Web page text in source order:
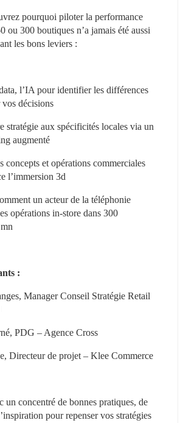
pourquoi piloter la performance
ou 300 boutiques n’a jamais été aussi
les bons leviers :
l’IA pour identifier les différences
décisions
stratégie aux spécificités locales via un
augmenté
concepts et opérations commerciales
l’immersion 3d
un acteur de la téléphonie
opérations in-store dans 300
:
Manager Conseil Stratégie Retail
PDG – Agence Cross
Directeur de projet – Klee Commerce
un concentré de bonnes pratiques, de
pour repenser vos stratégies